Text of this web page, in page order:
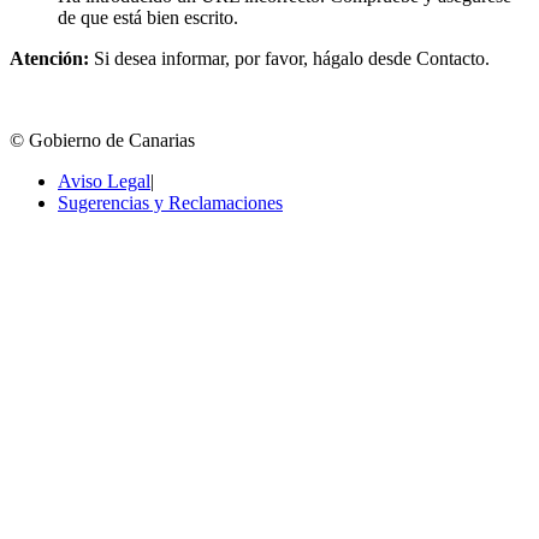
de que está bien escrito.
Atención: Si desea informar, por favor, hágalo desde Contacto.
© Gobierno de Canarias
Aviso Legal|
Sugerencias y Reclamaciones